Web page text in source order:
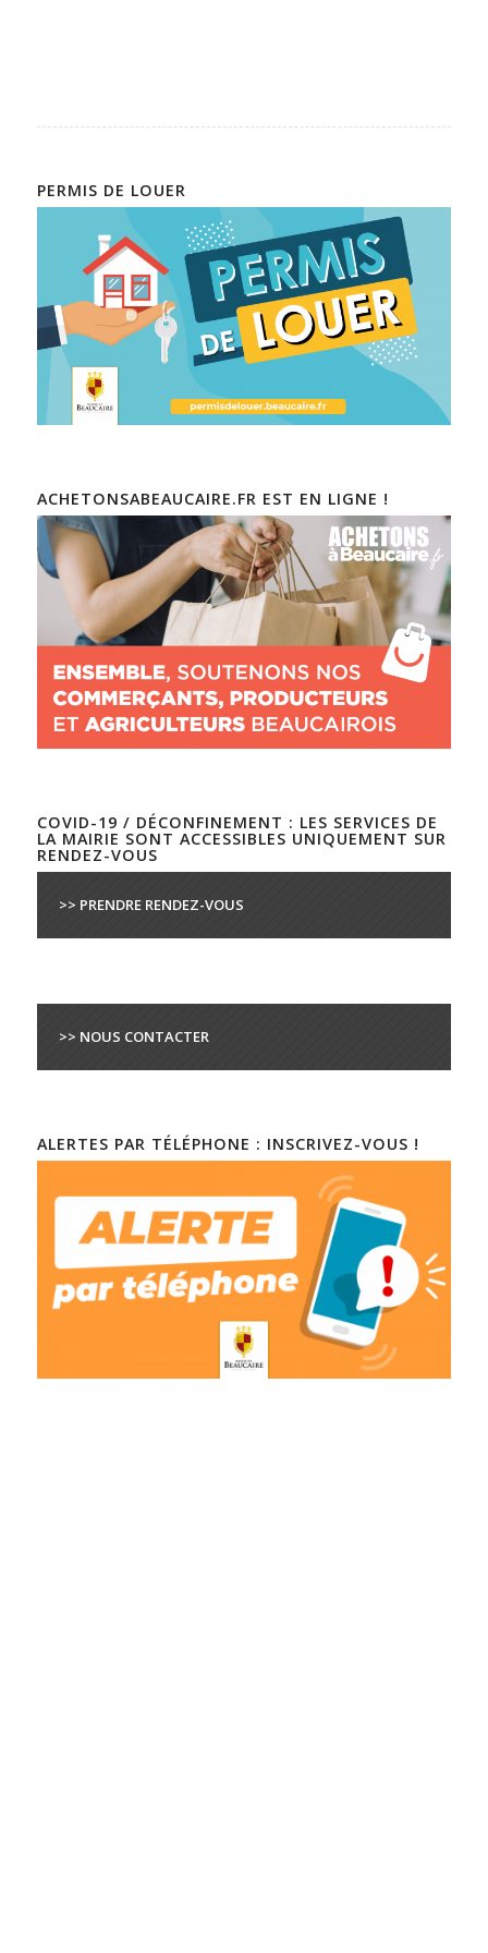
PERMIS DE LOUER
ACHETONSABEAUCAIRE.FR EST EN LIGNE !
COVID-19 / DÉCONFINEMENT : LES SERVICES DE
LA MAIRIE SONT ACCESSIBLES UNIQUEMENT SUR
RENDEZ-VOUS
>> PRENDRE RENDEZ-VOUS
>> NOUS CONTACTER
ALERTES PAR TÉLÉPHONE : INSCRIVEZ-VOUS !